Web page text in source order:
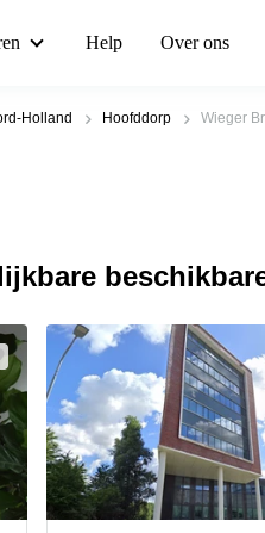
Help Over ons
Holland Hoofddorp Wieger